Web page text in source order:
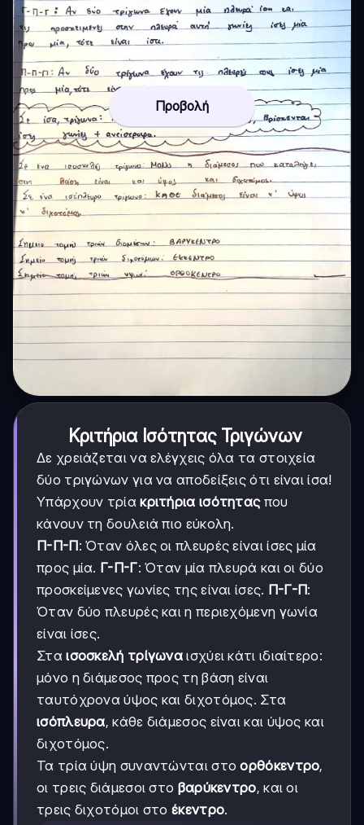
Προβολή
Κριτήρια Ισότητας Τριγώνων
Δε χρειάζεται να ελέγχεις όλα τα στοιχεία
δύο τριγώνων για να αποδείξεις ότι είναι ίσα!
Υπάρχουν τρίακριτήρια ισότηταςπου
κάνουν τη δουλειά πιο εύκολη.
Π-Π-Π: Όταν όλες οι πλευρές είναι ίσες μία
προς μία. Γ-Π-Γ: Όταν μία πλευρά και οι δύο
προσκείμενες γωνίες της είναι ίσες. Π-Γ-Π:
Όταν δύο πλευρές και η περιεχόμενη γωνία
είναι ίσες.
Σταισοσκελή τρίγωνα ισχύει κάτι ιδιαίτερο:
μόνο η διάμεσος προς τη βάση είναι
ταυτόχρονα ύψος και διχοτόμος. Στα
ισόπλευρα, κάθε διάμεσος είναι και ύψος και
διχοτόμος.
Τα τρία ύψη συναντώνται στοορθόκεντρο,
οι τρεις διάμεσοι στο βαρύκεντρο, και οι
τρεις διχοτόμοι στοέκεντρο.